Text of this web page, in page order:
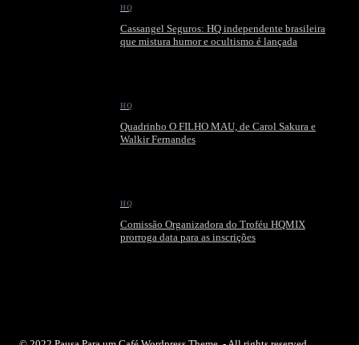
HQ
Cassangel Seguros: HQ independente brasileira
que mistura humor e ocultismo é lançada
HQ
Quadrinho O FILHO MAU, de Carol Sakura e
Walkir Fernandes
HQ
Comissão Organizadora do Troféu HQMIX
prorroga data para as inscrições